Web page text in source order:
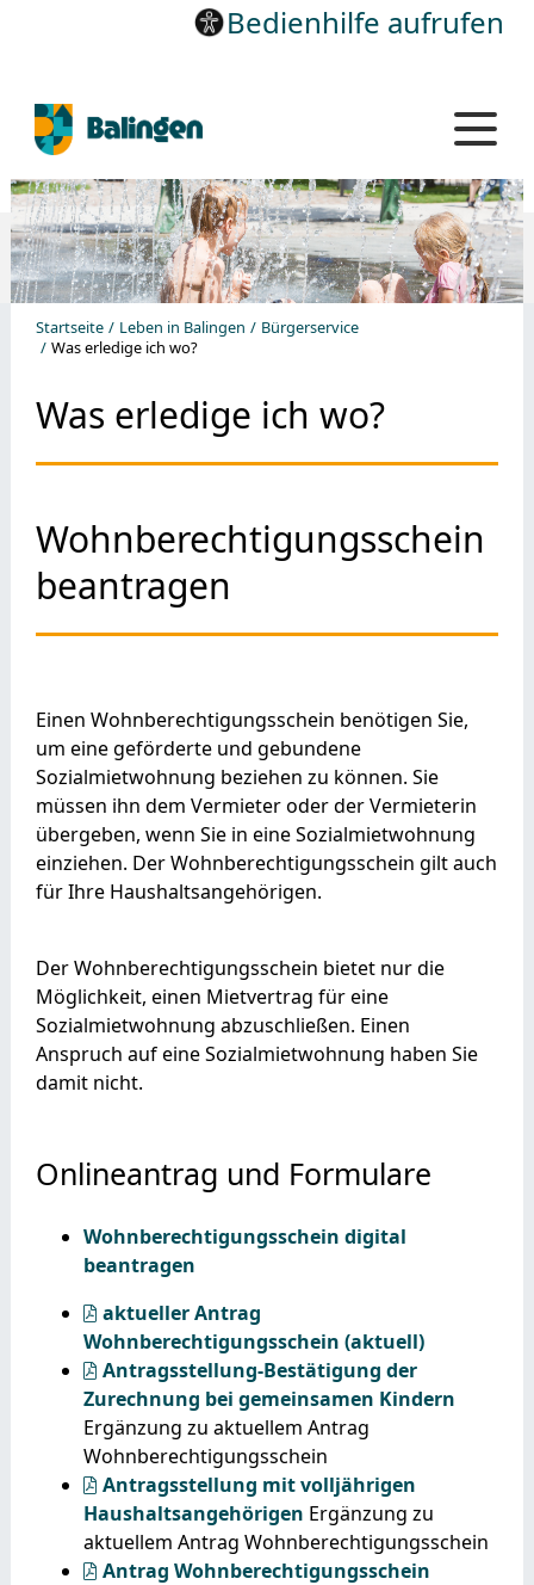
Bedienhilfe aufrufen
Startseite Leben in Balingen
Bürgerservice
Was erledige ich wo?
Was erledige ich wo?
Wohnberechtigungsschein
beantragen
Einen Wohnberechtigungsschein benötigen Sie,
um eine geförderte und gebundene
Sozialmietwohnung beziehen zu können. Sie
müssen ihn dem Vermieter oder der Vermieterin
übergeben, wenn Sie in eine Sozialmietwohnung
einziehen. Der Wohnberechtigungsschein gilt auch
für Ihre Haushaltsangehörigen.
Der Wohnberechtigungsschein bietet nur die
Möglichkeit, einen Mietvertrag für eine
Sozialmietwohnung abzuschließen. Einen
Anspruch auf eine Sozialmietwohnung haben Sie
damit nicht.
Onlineantrag und Formulare
Wohnberechtigungsschein digital
beantragen
aktueller Antrag
Wohnberechtigungsschein (aktuell)
Antragsstellung-Bestätigung der
Zurechnung bei gemeinsamen Kindern
Ergänzung zu aktuellem Antrag
Wohnberechtigungsschein
Antragsstellung mit volljährigen
Haushaltsangehörigen Ergänzung zu
aktuellem Antrag Wohnberechtigungsschein
Antrag Wohnberechtigungsschein